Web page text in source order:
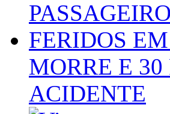
MORRE E
ACIDENTE